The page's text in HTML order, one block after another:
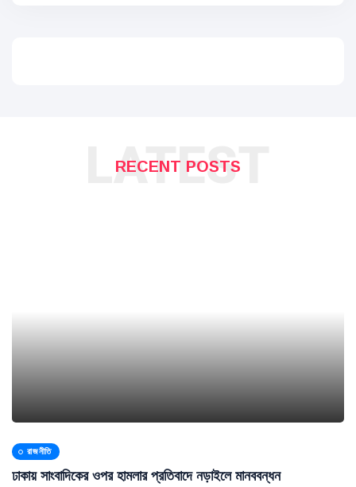
RECENT POSTS
LATEST
রাজনীতি
ঢাকায় সাংবাদিকের ওপর হামলার প্রতিবাদে নড়াইলে মানববন্ধন